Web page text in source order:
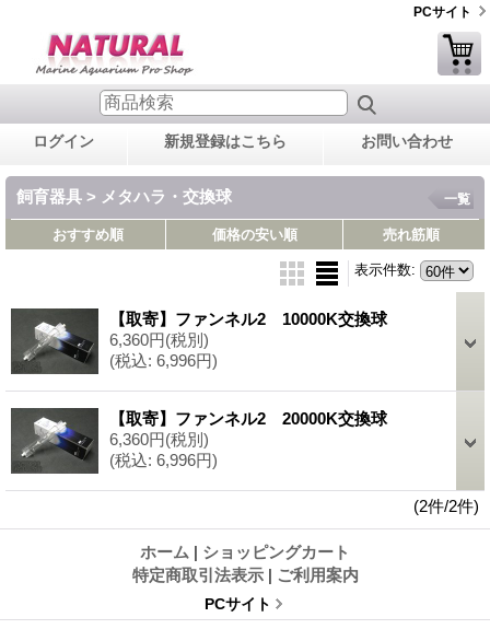
PCサイト
ログイン 新規登録はこちら お問い合わせ
飼育器具 > メタハラ・交換球 一覧
おすすめ順 価格の安い順 売れ筋順
表示件数:
【取寄】ファンネル2 10000K交換球
6,360円(税別)
(税込: 6,996円)
【取寄】ファンネル2 20000K交換球
6,360円(税別)
(税込: 6,996円)
(2件/2件)
ホーム | ショッピングカート
特定商取引法表示 | ご利用案内
PCサイト